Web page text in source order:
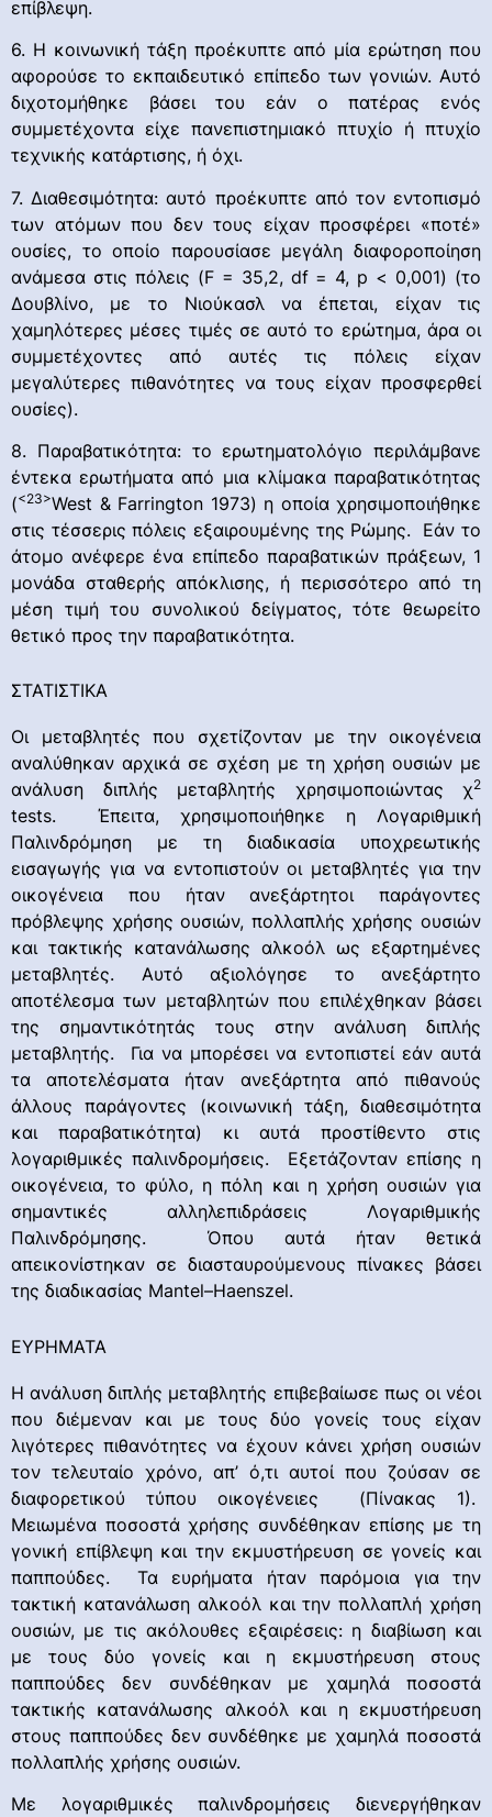
επίβλεψη.
6. Η κοινωνική τάξη προέκυπτε από μία ερώτηση που
αφορούσε το εκπαιδευτικό επίπεδο των γονιών. Αυτό
διχοτομήθηκε βάσει του εάν ο πατέρας ενός
συμμετέχοντα είχε πανεπιστημιακό πτυχίο ή πτυχίο
τεχνικής κατάρτισης, ή όχι.
7. Διαθεσιμότητα: αυτό προέκυπτε από τον εντοπισμό
των ατόμων που δεν τους είχαν προσφέρει «ποτέ»
ουσίες, το οποίο παρουσίασε μεγάλη διαφοροποίηση
ανάμεσα στις πόλεις (F = 35,2, df = 4, p < 0,001) (το
Δουβλίνο, με το Νιούκασλ να έπεται, είχαν τις
χαμηλότερες μέσες τιμές σε αυτό το ερώτημα, άρα οι
συμμετέχοντες από αυτές τις πόλεις είχαν
μεγαλύτερες πιθανότητες να τους είχαν προσφερθεί
ουσίες).
8. Παραβατικότητα: το ερωτηματολόγιο περιλάμβανε
έντεκα ερωτήματα από μια κλίμακα παραβατικότητας
(<23>West & Farrington 1973) η οποία χρησιμοποιήθηκε
στις τέσσερις πόλεις εξαιρουμένης της Ρώμης. Εάν το
άτομο ανέφερε ένα επίπεδο παραβατικών πράξεων, 1
μονάδα σταθερής απόκλισης, ή περισσότερο από τη
μέση τιμή του συνολικού δείγματος, τότε θεωρείτο
θετικό προς την παραβατικότητα.
ΣΤΑΤΙΣΤΙΚΑ
Οι μεταβλητές που σχετίζονταν με την οικογένεια
αναλύθηκαν αρχικά σε σχέση με τη χρήση ουσιών με
ανάλυση διπλής μεταβλητής χρησιμοποιώντας χ2
tests. Έπειτα, χρησιμοποιήθηκε η Λογαριθμική
Παλινδρόμηση με τη διαδικασία υποχρεωτικής
εισαγωγής για να εντοπιστούν οι μεταβλητές για την
οικογένεια που ήταν ανεξάρτητοι παράγοντες
πρόβλεψης χρήσης ουσιών, πολλαπλής χρήσης ουσιών
και τακτικής κατανάλωσης αλκοόλ ως εξαρτημένες
μεταβλητές. Αυτό αξιολόγησε το ανεξάρτητο
αποτέλεσμα των μεταβλητών που επιλέχθηκαν βάσει
της σημαντικότητάς τους στην ανάλυση διπλής
μεταβλητής. Για να μπορέσει να εντοπιστεί εάν αυτά
τα αποτελέσματα ήταν ανεξάρτητα από πιθανούς
άλλους παράγοντες (κοινωνική τάξη, διαθεσιμότητα
και παραβατικότητα) κι αυτά προστίθεντο στις
λογαριθμικές παλινδρομήσεις. Εξετάζονταν επίσης η
οικογένεια, το φύλο, η πόλη και η χρήση ουσιών για
σημαντικές αλληλεπιδράσεις Λογαριθμικής
Παλινδρόμησης. Όπου αυτά ήταν θετικά
απεικονίστηκαν σε διασταυρούμενους πίνακες βάσει
της διαδικασίας Mantel–Haenszel.
ΕΥΡΗΜΑΤΑ
Η ανάλυση διπλής μεταβλητής επιβεβαίωσε πως οι νέοι
που διέμεναν και με τους δύο γονείς τους είχαν
λιγότερες πιθανότητες να έχουν κάνει χρήση ουσιών
τον τελευταίο χρόνο, απ’ ό,τι αυτοί που ζούσαν σε
διαφορετικού τύπου οικογένειες (Πίνακας 1).
Μειωμένα ποσοστά χρήσης συνδέθηκαν επίσης με τη
γονική επίβλεψη και την εκμυστήρευση σε γονείς και
παππούδες. Τα ευρήματα ήταν παρόμοια για την
τακτική κατανάλωση αλκοόλ και την πολλαπλή χρήση
ουσιών, με τις ακόλουθες εξαιρέσεις: η διαβίωση και
με τους δύο γονείς και η εκμυστήρευση στους
παππούδες δεν συνδέθηκαν με χαμηλά ποσοστά
τακτικής κατανάλωσης αλκοόλ και η εκμυστήρευση
στους παππούδες δεν συνδέθηκε με χαμηλά ποσοστά
πολλαπλής χρήσης ουσιών.
Με λογαριθμικές παλινδρομήσεις διενεργήθηκαν